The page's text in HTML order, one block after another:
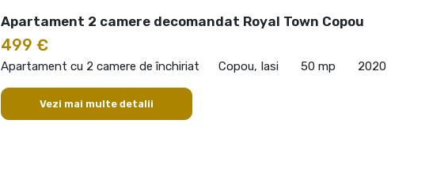
Apartament 2 camere decomandat Royal Town Copou
499 €
Apartament cu 2 camere de închiriat Copou, Iasi 50 mp 2020
Vezi mai multe detalii